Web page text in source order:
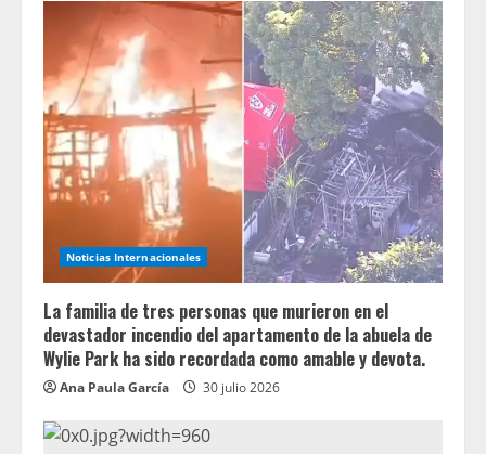
Noticias Internacionales
La familia de tres personas que murieron en el
devastador incendio del apartamento de la abuela de
Wylie Park ha sido recordada como amable y devota.
Ana Paula García 30 julio 2026